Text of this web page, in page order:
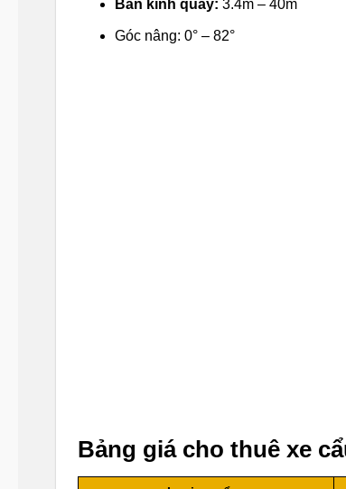
Bán kính quay: 3.4m – 40m
Góc nâng: 0° – 82°
Bảng giá cho thuê xe